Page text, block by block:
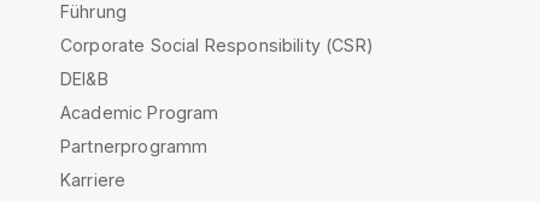
Führung
Corporate Social Responsibility (CSR)
DEI&B
Academic Program
Partnerprogramm
Karriere